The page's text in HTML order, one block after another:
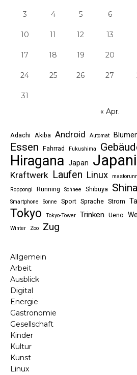
3 4 5 6
10 11 12 13
17 18 19 20
24 25 26 27
31
« Apr.
Adachi Akiba Android Automat
Essen Fahrrad Fukushima
Hiragana Japan
Kraftwerk Laufen Linux
Roppongi
Running Schnee Shibuya
Smartphone Sonne Sport Sprache Strom
Tokyo Tokyo-Tower Trinken Ueno
Winter Zoo Zug
Allgemein
Arbeit
Ausblick
Digital
Energie
Gastronomie
Gesellschaft
Kinder
Kultur
Kunst
Linux